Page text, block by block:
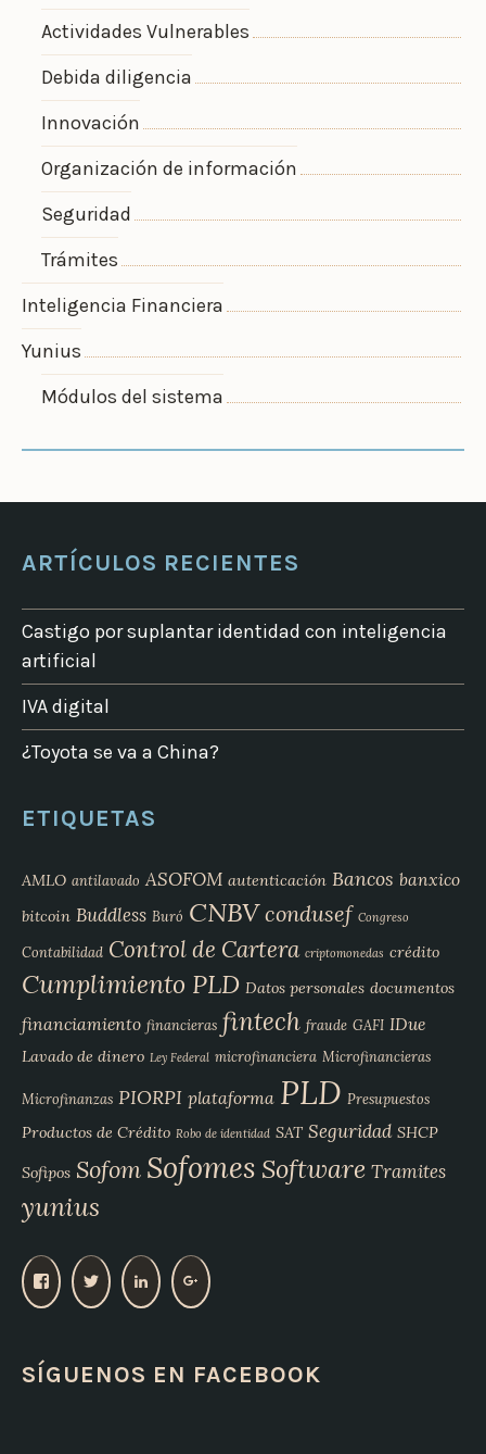
Actividades Vulnerables
Debida diligencia
Innovación
Organización de información
Seguridad
Trámites
Inteligencia Financiera
Yunius
Módulos del sistema
ARTÍCULOS RECIENTES
Castigo por suplantar identidad con inteligencia
artificial
IVA digital
¿Toyota se va a China?
ETIQUETAS
AMLO antilavado ASOFOM autenticación Bancos banxico
bitcoin Buddless Buró CNBVcondusef Congreso
Contabilidad Control de Cartera criptomonedas crédito
Cumplimiento PLD Datos personales documentos
financiamiento financieras fintech fraude GAFI IDue
Lavado de dinero Ley Federal microfinanciera Microfinancieras
Microfinanzas PIORPI plataforma PLD Presupuestos
Productos de Crédito Robo de identidad SAT Seguridad SHCP
Sofipos Sofom Sofomes Software Tramites
yunius
V
p
e
V
e
V
e
V
SÍGUENOS EN FACEBOOK